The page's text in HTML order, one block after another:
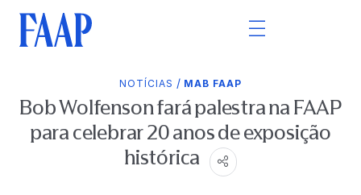
NOTÍCIAS / MAB FAAP
Bob Wolfenson fará palestra na FAAP
para celebrar 20 anos de exposição
histórica